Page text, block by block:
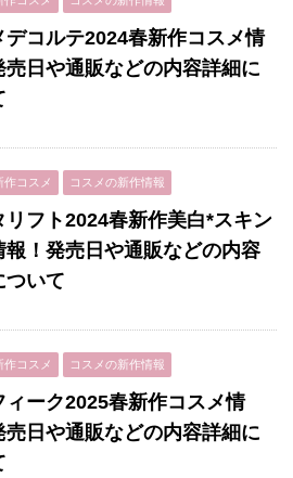
デコルテ2024春新作コスメ情
売日や通販などの内容詳細に
作コスメ コスメの新作情報
リフト2024春新作美白*スキン
報！発売日や通販などの内容
ついて
作コスメ コスメの新作情報
ィーク2025春新作コスメ情
売日や通販などの内容詳細に